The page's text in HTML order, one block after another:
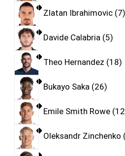
Zlatan Ibrahimovic 7
Davide Calabria 5
Theo Hernandez 18
Bukayo Saka 26
Emile Smith Rowe 12
Oleksandr Zinchenko